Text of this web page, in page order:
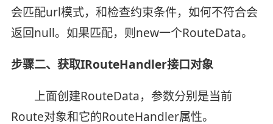
会匹配url模式，和检查约束条件，如何不符合会
返回null。如果匹配，则new一个RouteData。
步骤二、获取IRouteHandler接口对象
上面创建RouteData，参数分别是当前
Route对象和它的RouteHandler属性。